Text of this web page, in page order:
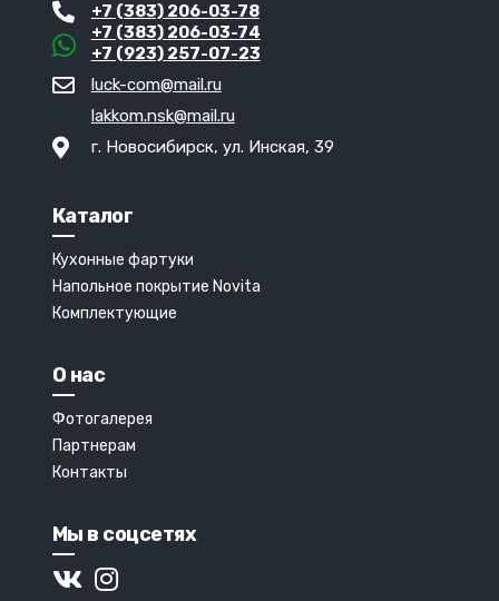
+7 (383) 206-03-78
+7 (383) 206-03-74
+7 (923) 257-07-23
luck-com@mail.ru
lakkom.nsk@mail.ru
г. Новосибирск, ул. Инская, 39
Каталог
Кухонные фартуки
Напольное покрытие Novita
Комплектующие
О нас
Фотогалерея
Партнерам
Контакты
Мы в соцсетях